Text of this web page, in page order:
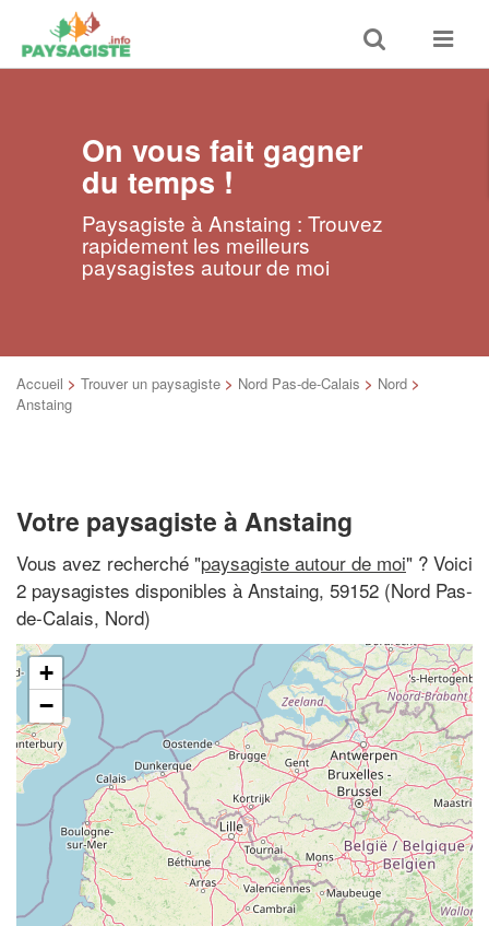
Toggle
search
Toggle
On vous fait gagner
du temps !
Paysagiste à Anstaing : Trouvez
rapidement les meilleurs
paysagistes autour de moi
Accueil > Trouver un paysagiste > Nord Pas-de-Calais > Nord >
Anstaing
Votre paysagiste à Anstaing
Vous avez recherché "paysagiste autour de moi" ? Voici
2 paysagistes disponibles à Anstaing, 59152 (Nord Pas-
de-Calais, Nord)
+
−